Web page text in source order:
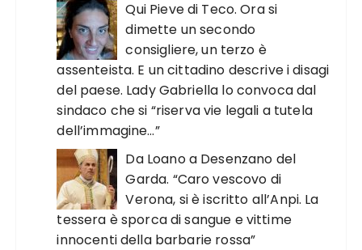
Qui Pieve di Teco. Ora si
dimette un secondo
consigliere, un terzo è
assenteista. E un cittadino descrive i disagi
del paese. Lady Gabriella lo convoca dal
sindaco che si “riserva vie legali a tutela
dell’immagine…”
Da Loano a Desenzano del
Garda. “Caro vescovo di
Verona, si è iscritto all’Anpi. La
tessera è sporca di sangue e vittime
innocenti della barbarie rossa”